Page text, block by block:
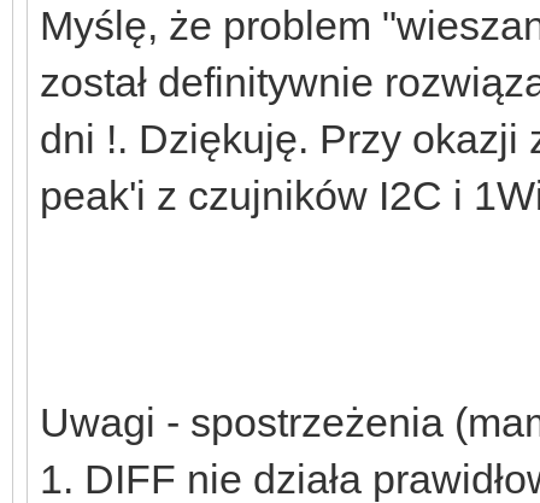
Myślę, że problem
został definitywnie
dni !. Dziękuję. Przy okazji
peak'i z czujników I2C i
Uwagi - spostrzeżenia
1. DIFF nie działa